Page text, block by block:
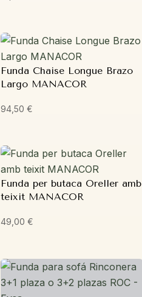
Funda Chaise Longue Brazo
Largo MANACOR
94,50€
Funda per butaca Oreller amb
teixit MANACOR
49,00€